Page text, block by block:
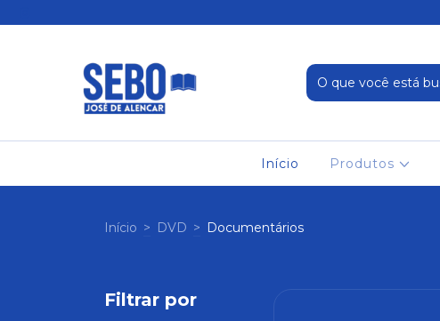
Início Produtos
Início > DVD > Documentários
Filtrar por